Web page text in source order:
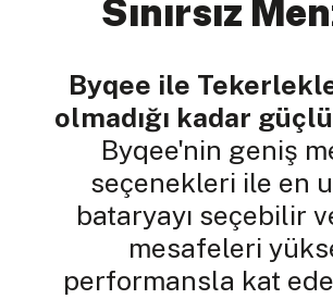
Sınırsız
Byqee ile
olmadığı kadar
Byqee'nin geniş
seçenekleri ile en
bataryayı seçebilir
mesafeleri
performansla kat